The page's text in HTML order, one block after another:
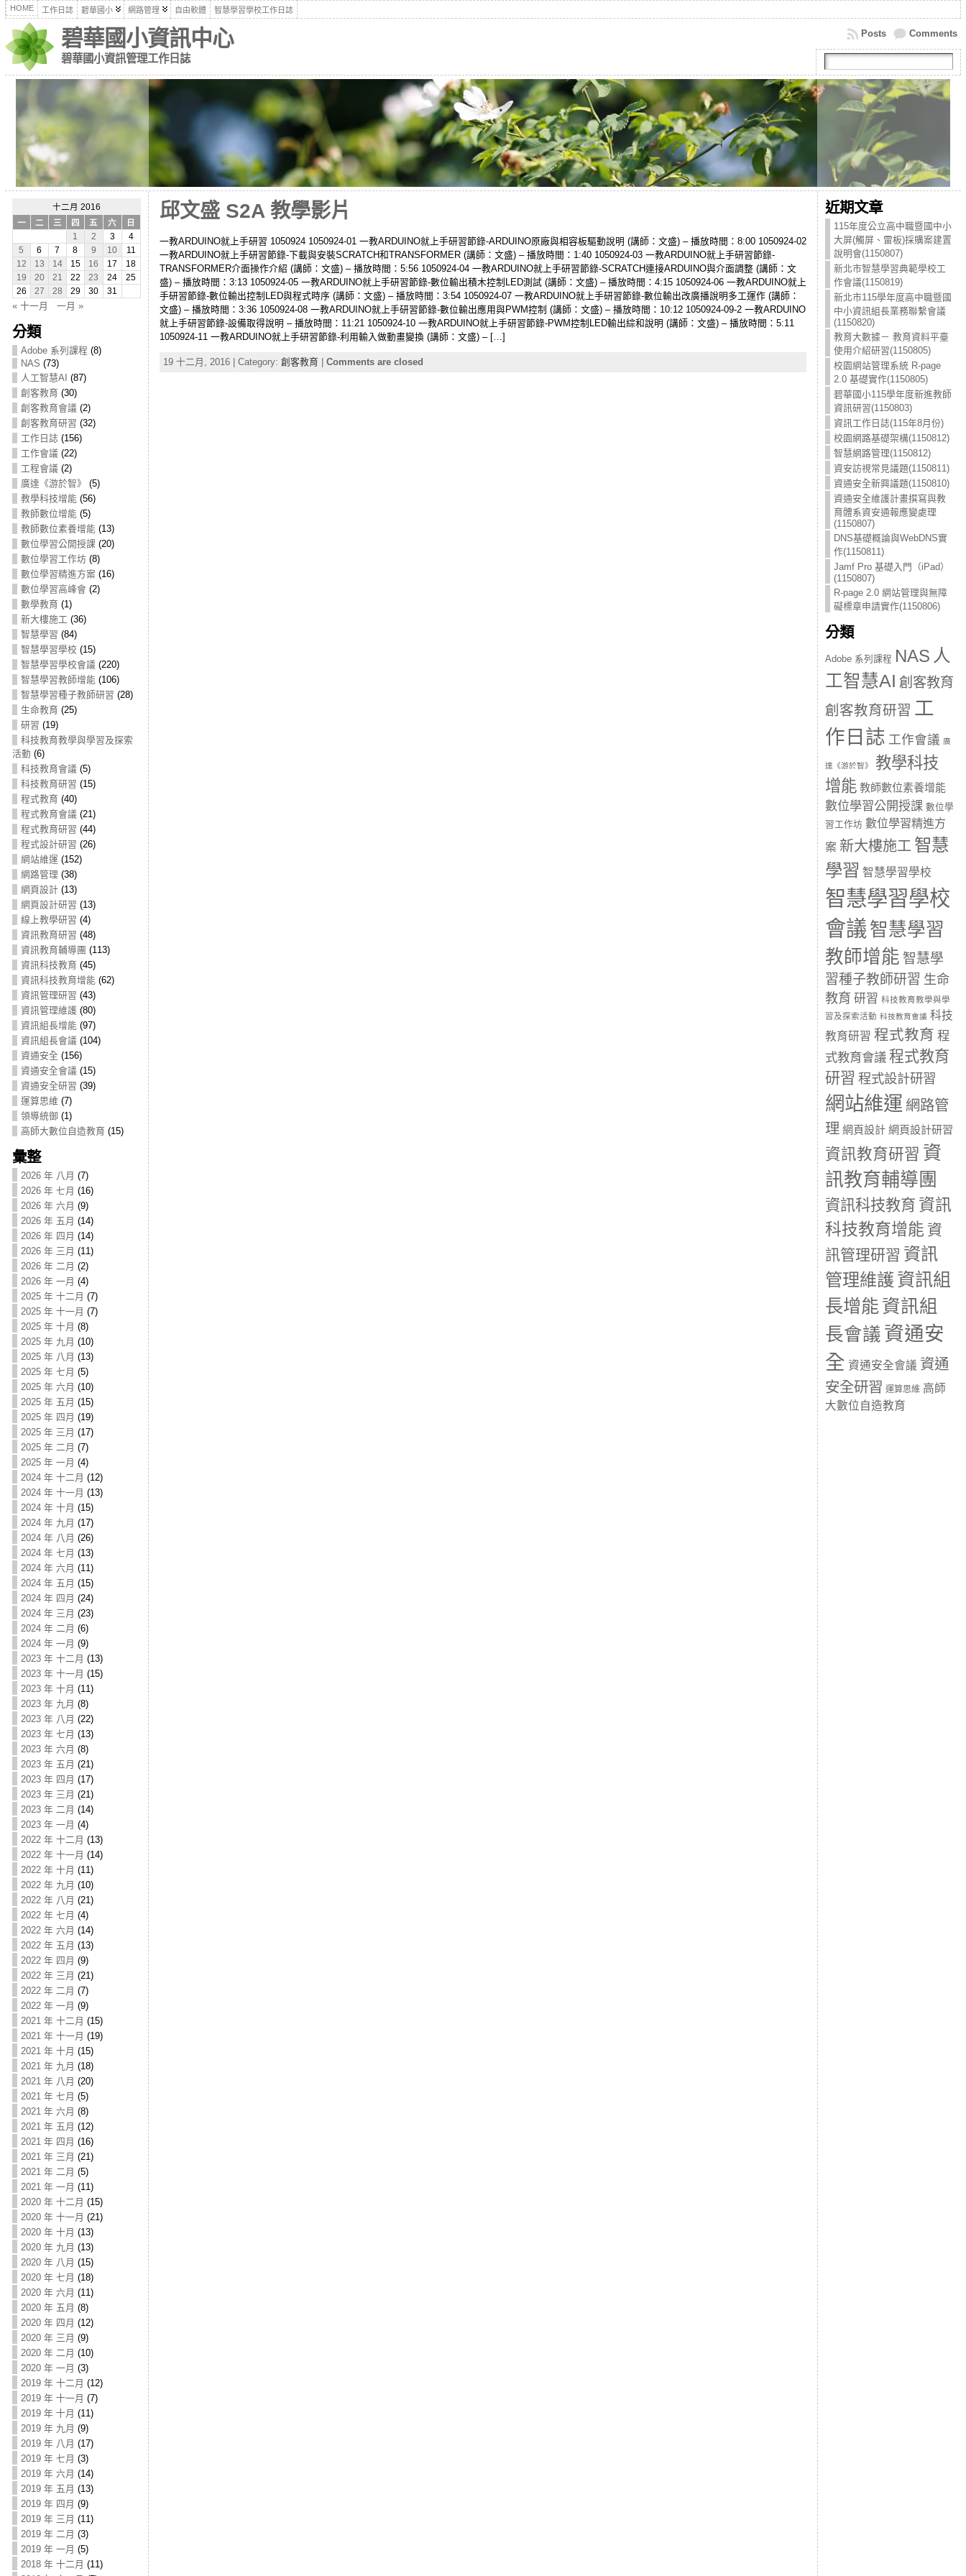
HOME 工作日誌 碧華國小 網路管理 自由軟體 智慧學習學校工作日誌
碧華國小資訊中心
碧華國小資訊管理工作日誌
Comments
Posts
十二月 2016
一
二 三 四 五 六
日
1
2 3
4
5
6 7 8 9 10
11
12
13 14 15 16 17
18
19
20 21 22 23 24
25
26
27 28 29 30 31
« 十一月 一月 »
分類
Adobe 系列課程 (8)
NAS (73)
人工智慧AI (87)
創客教育 (30)
創客教育會議 (2)
創客教育研習 (32)
工作日誌 (156)
工作會議 (22)
工程會議 (2)
廣達《游於智》
(5)
教學科技增能(56)
教師數位增能(5)
教師數位素養增能(13)
數位學習公開授課 (20)
數位學習工作坊(8)
數位學習精進方案 (16)
數位學習高峰會 (2)
數學教育 (1)
新大樓施工 (36)
智慧學習 (84)
智慧學習學校 (15)
智慧學習學校會議 (220)
智慧學習教師增能(106)
智慧學習種子教師研習 (28)
生命教育 (25)
研習 (19)
科技教育教學與學習及探索
活動 (6)
科技教育會議 (5)
科技教育研習 (15)
程式教育 (40)
程式教育會議 (21)
程式教育研習 (44)
程式設計研習 (26)
網站維運 (152)
網路管理 (38)
網頁設計(13)
網頁設計研習 (13)
線上教學研習 (4)
資訊教育研習 (48)
資訊教育輔導團 (113)
資訊科技教育 (45)
資訊科技教育增能(62)
資訊管理研習 (43)
資訊管理維護(80)
資訊組長增能(97)
資訊組長會議 (104)
資通安全 (156)
資通安全會議 (15)
資通安全研習 (39)
運算思維 (7)
領導統御 (1)
高師大數位自造教育 (15)
彙整
2026 年 八月 (7)
2026 年 七月 (16)
2026 年 六月 (9)
2026 年 五月 (14)
2026 年 四月 (14)
2026 年 三月 (11)
2026 年 二月 (2)
2026 年 一月 (4)
2025 年 十二月 (7)
2025 年 十一月 (7)
2025 年 十月 (8)
2025 年 九月 (10)
2025 年 八月 (13)
2025 年 七月 (5)
2025 年 六月 (10)
2025 年 五月 (15)
2025 年 四月 (19)
2025 年 三月 (17)
2025 年 二月 (7)
2025 年 一月 (4)
2024 年 十二月 (12)
2024 年 十一月 (13)
2024 年 十月 (15)
2024 年 九月 (17)
2024 年 八月 (26)
2024 年 七月 (13)
2024 年 六月 (11)
2024 年 五月 (15)
2024 年 四月 (24)
2024 年 三月 (23)
2024 年 二月 (6)
2024 年 一月 (9)
2023 年 十二月 (13)
2023 年 十一月 (15)
2023 年 十月 (11)
2023 年 九月 (8)
2023 年 八月 (22)
2023 年 七月 (13)
2023 年 六月 (8)
2023 年 五月 (21)
2023 年 四月 (17)
2023 年 三月 (21)
2023 年 二月 (14)
2023 年 一月 (4)
2022 年 十二月 (13)
2022 年 十一月 (14)
2022 年 十月 (11)
2022 年 九月 (10)
2022 年 八月 (21)
2022 年 七月 (4)
2022 年 六月 (14)
2022 年 五月 (13)
2022 年 四月 (9)
2022 年 三月 (21)
2022 年 二月 (7)
2022 年 一月 (9)
2021 年 十二月 (15)
2021 年 十一月 (19)
2021 年 十月 (15)
2021 年 九月 (18)
2021 年 八月 (20)
2021 年 七月 (5)
2021 年 六月 (8)
2021 年 五月 (12)
2021 年 四月 (16)
2021 年 三月 (21)
2021 年 二月 (5)
2021 年 一月 (11)
2020 年 十二月 (15)
2020 年 十一月 (21)
2020 年 十月 (13)
2020 年 九月 (13)
2020 年 八月 (15)
2020 年 七月 (18)
2020 年 六月 (11)
2020 年 五月 (8)
2020 年 四月 (12)
2020 年 三月 (9)
2020 年 二月 (10)
2020 年 一月 (3)
2019 年 十二月 (12)
2019 年 十一月 (7)
2019 年 十月 (11)
2019 年 九月 (9)
2019 年 八月 (17)
2019 年 七月 (3)
2019 年 六月 (14)
2019 年 五月 (13)
2019 年 四月 (9)
2019 年 三月 (11)
2019 年 二月 (3)
2019 年 一月 (5)
2018 年 十二月 (11)
邱文盛 S2A 教學影片
一教ARDUINO就上手研習 1050924 1050924-01 一教ARDUINO就上手研習節錄-ARDUINO原廠與相容板驅動說明 (講師：文盛) – 播放時間：8:00 1050924-02
一教ARDUINO就上手研習節錄-下載與安裝SCRATCH和TRANSFORMER (講師：文盛) – 播放時間：1:40 1050924-03 一教ARDUINO就上手研習節錄-
TRANSFORMER介面操作介紹 (講師：文盛) – 播放時間：5:56 1050924-04 一教ARDUINO就上手研習節錄-SCRATCH連接ARDUINO與介面調整 (講師：文
盛) – 播放時間：3:13 1050924-05 一教ARDUINO就上手研習節錄-數位輸出積木控制LED測試 (講師：文盛) – 播放時間：4:15 1050924-06 一教ARDUINO就上
手研習節錄-數位輸出控制LED與程式時序 (講師：文盛) – 播放時間：3:54 1050924-07 一教ARDUINO就上手研習節錄-數位輸出改廣播說明多工運作 (講師：
文盛) – 播放時間：3:36 1050924-08 一教ARDUINO就上手研習節錄-數位輸出應用與PWM控制 (講師：文盛) – 播放時間：10:12 1050924-09-2 一教ARDUINO
就上手研習節錄-設備取得說明 – 播放時間：11:21 1050924-10 一教ARDUINO就上手研習節錄-PWM控制LED輸出綜和說明 (講師：文盛) – 播放時間：5:11
1050924-11 一教ARDUINO就上手研習節錄-利用輸入做動畫變換 (講師：文盛) – […]
19 十二月, 2016 | Category: 創客教育 | Comments are closed
近期文章
115年度公立高中職暨國中小
大屏(觸屏、雷板)採購案建置
說明會(1150807)
新北市智慧學習典範學校工
作會議(1150819)
新北市115學年度高中職暨國
中小資訊組長業務聯繫會議
(1150820)
教育大數據－ 教育資料平臺
使用介紹研習(1150805)
校園網站管理系統 R-page
2.0 基礎實作(1150805)
碧華國小115學年度新進教師
資訊研習(1150803)
資訊工作日誌(115年8月份)
校園網路基礎架構(1150812)
智慧網路管理(1150812)
資安訪視常見議題(1150811)
資通安全新興議題(1150810)
資通安全維護計畫撰寫與教
育體系資安通報應變處理
(1150807)
DNS基礎概論與WebDNS實
作(1150811)
Jamf Pro 基礎入門（iPad）
(1150807)
R-page 2.0 網站管理與無障
礙標章申請實作(1150806)
分類
Adobe 系列課程 NAS 人
工智慧AI 創客教育
創客教育研習 工
作日誌 工作會議 廣
達《游於智》
教學科技
增能 教師數位素養增能
數位學習公開授課 數位學
習工作坊 數位學習精進方
案 新大樓施工 智慧
學習 智慧學習學校
智慧學習學校
會議 智慧學習
教師增能 智慧學
習種子教師研習 生命
教育 研習 科技教育教學與學
習及探索活動 科技教育會議 科技
教育研習 程式教育 程
式教育會議 程式教育
研習 程式設計研習
網站維運 網路管
理 網頁設計 網頁設計研習
資訊教育研習 資
訊教育輔導團
資訊科技教育 資訊
科技教育增能 資
訊管理研習 資訊
管理維護 資訊組
長增能資訊組
長會議 資通安
全 資通安全會議 資通
安全研習 運算思維 高師
大數位自造教育